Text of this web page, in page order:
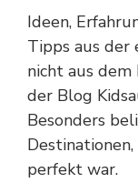
Ideen,
Tipps aus
nicht aus
der Blog
Besonders
perfekt war.